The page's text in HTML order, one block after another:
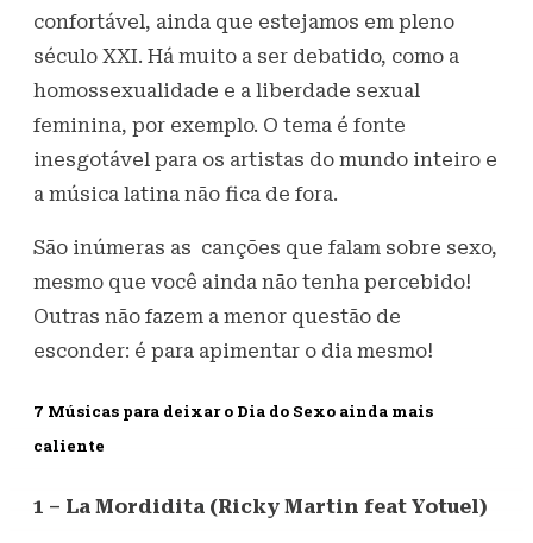
confortável, ainda que estejamos em pleno
século XXI. Há muito a ser debatido, como a
homossexualidade e a liberdade sexual
feminina, por exemplo. O tema é fonte
inesgotável para os artistas do mundo inteiro e
a música latina não fica de fora.
São inúmeras as canções que falam sobre sexo,
mesmo que você ainda não tenha percebido!
Outras não fazem a menor questão de
esconder: é para apimentar o dia mesmo!
7 Músicas para deixar o Dia do Sexo ainda mais
caliente
1 – La Mordidita (Ricky Martin feat Yotuel)